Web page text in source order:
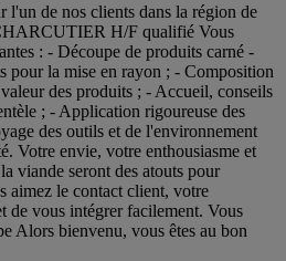
l'un de nos clients dans la région de
H/F qualifié Vous
: - Découpe de produits carné -
pour la mise en rayon ; - Composition
des produits ; - Accueil, conseils
; - Application rigoureuse des
des outils et de l'environnement
Votre envie, votre enthousiasme et
viande seront des atouts pour
aimez le contact client, votre
de vous intégrer facilement. Vous
Alors bienvenu, vous êtes au bon